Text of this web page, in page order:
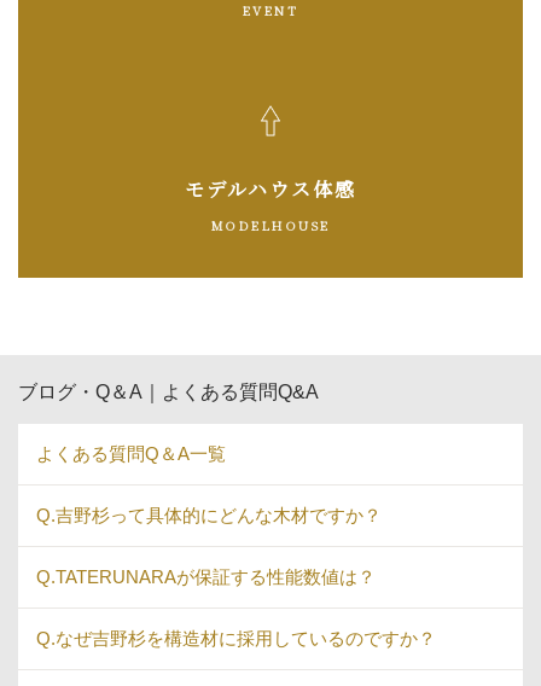
EVENT
モデルハウス体感
MODELHOUSE
ブログ・Q＆A｜よくある質問Q&A
よくある質問Q＆A一覧
Q.吉野杉って具体的にどんな木材ですか？
Q.TATERUNARAが保証する性能数値は？
Q.なぜ吉野杉を構造材に採用しているのですか？